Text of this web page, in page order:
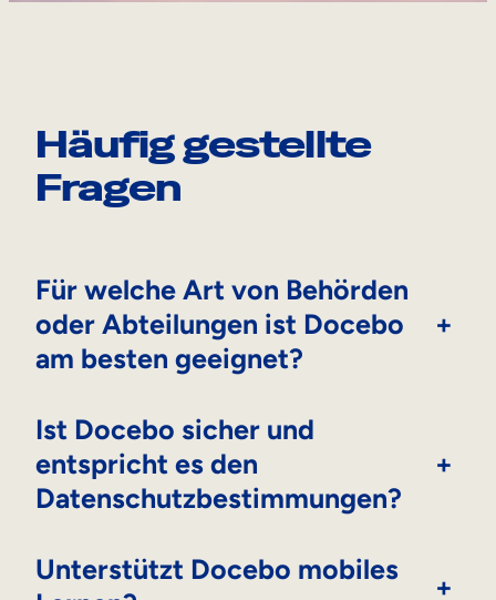
Häufig gestellte
Fragen
Für welche Art von Behörden
oder Abteilungen ist Docebo
am besten geeignet?
+
Ist Docebo sicher und
entspricht es den
Datenschutzbestimmungen?
+
Unterstützt Docebo mobiles
+